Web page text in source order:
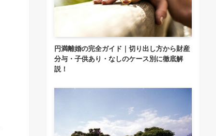
円満離婚の完全ガイド｜切り出し方から財産
分与・子供あり・なしのケース別に徹底解
説！